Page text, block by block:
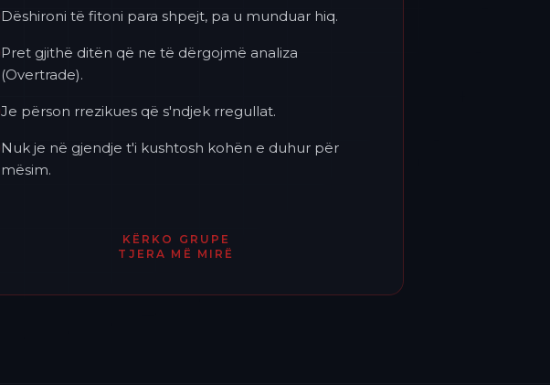
Dëshironi të fitoni para shpejt, pa u munduar hiq.
Pret gjithë ditën që ne të dërgojmë analiza
(Overtrade).
Je përson rrezikues që s'ndjek rregullat.
Nuk je në gjendje t'i kushtosh kohën e duhur për
mësim.
KËRKO GRUPE
TJERA MË MIRË